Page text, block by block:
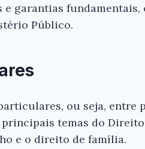
garantias fundamentais,
Público.
ou seja, entre
temas do Direito
e o direito de família.